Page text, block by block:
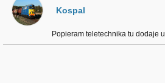
Kospal
Popieram teletechnika tu dodaje